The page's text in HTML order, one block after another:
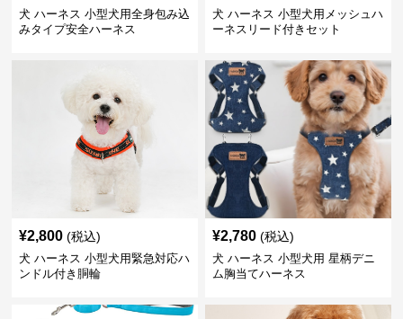
犬 ハーネス 小型犬用全身包み込
みタイプ安全ハーネス
犬 ハーネス 小型犬用メッシュハ
ーネスリード付きセット
¥2,800 (税込)
犬 ハーネス 小型犬用緊急対応ハ
ンドル付き胴輪
¥2,780 (税込)
犬 ハーネス 小型犬用 星柄デニ
ム胸当てハーネス